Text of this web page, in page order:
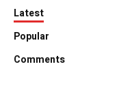
Latest
Popular
Comments